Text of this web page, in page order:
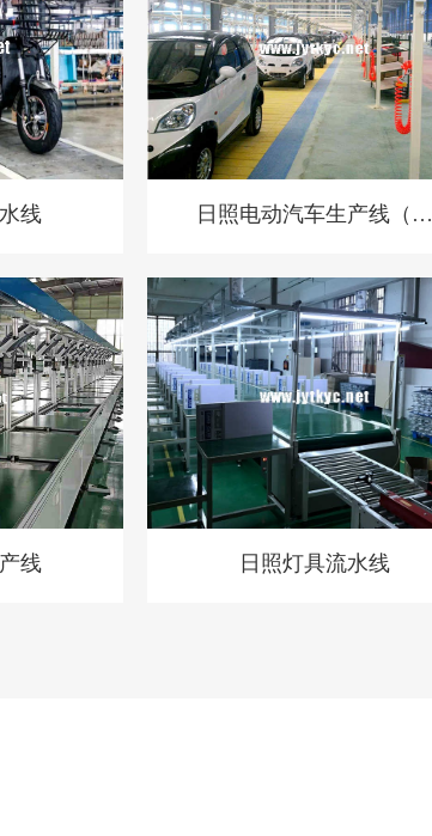
线
日照电动汽车生产线（总
线 日照灯具流水线